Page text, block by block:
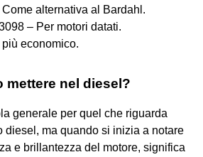
alternativa al Bardahl.
– Per motori datati.
economico.
mettere nel diesel?
generale per quel che riguarda
diesel, ma quando si inizia a notare
e brillantezza del motore, significa